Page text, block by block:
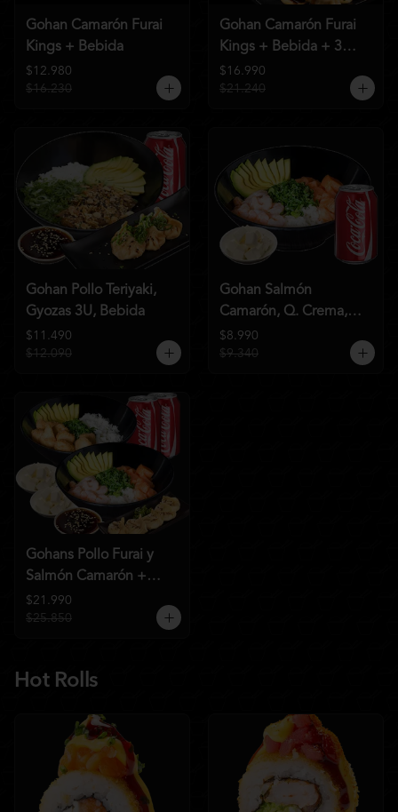
Gohan Camarón Furai
Kings + Bebida
$12.980
$16.230
Gohan Camarón Furai
Kings + Bebida + 3
Unid de Gyozas Nikkei
$16.990
$21.240
Gohan Pollo Teriyaki,
Gyozas 3U, Bebida
$11.490
$12.090
Gohan Salmón
Camarón, Q. Crema,
Bebida
$8.990
$9.340
Gohans Pollo Furai y
Salmón Camarón +
2QC
$21.990
$25.850
Hot Rolls